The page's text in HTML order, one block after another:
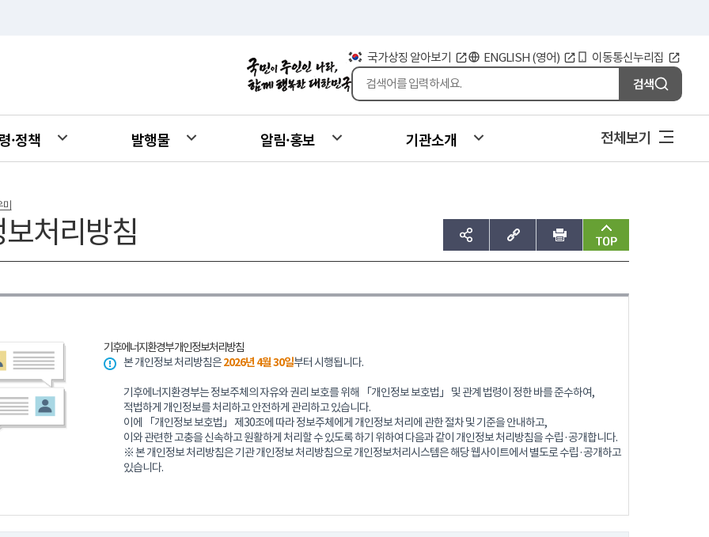
국가상징 알아보기 ENGLISH (영어) 이동통신누리집
검색
·정책 발행물 알림·홍보 기관소개 전체보기
미
처리방침 sns공유하기 주소복사 인쇄 맨위로
기후에너지환경부 개인정보처리방침
본 개인정보 처리방침은2026년 4월 30일부터 시행됩니다.
기후에너지환경부는 정보주체의 자유와 권리 보호를 위해 「개인정보 보호법」 및 관계 법령이 정한 바를 준수하여,
적법하게 개인정보를 처리하고 안전하게 관리하고 있습니다.
이에 「개인정보 보호법」 제30조에 따라 정보주체에게 개인정보 처리에 관한 절차 및 기준을 안내하고,
이와 관련한 고충을 신속하고 원활하게 처리할 수 있도록 하기 위하여 다음과 같이 개인정보 처리방침을 수립·공개합니다.
※ 본 개인정보 처리방침은 기관 개인정보 처리방침으로 개인정보처리시스템은 해당 웹사이트에서 별도로 수립·공개하고
있습니다.